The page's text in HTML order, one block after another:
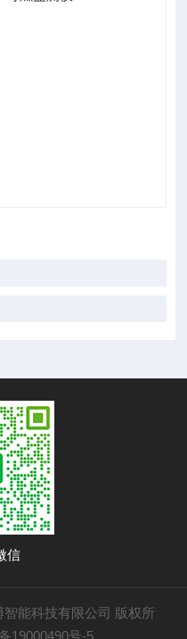
信
能科技有限公司 版权所
19000490号-5